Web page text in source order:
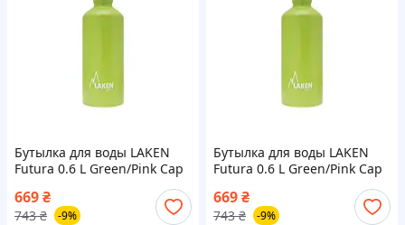
Бутылка для воды LAKEN
Futura 0.6 L Green/Pink Cap
669₴
743 ₴ -9%
Бутылка для воды LAKEN
Futura 0.6 L Green/Pink Cap
669₴
743 ₴ -9%